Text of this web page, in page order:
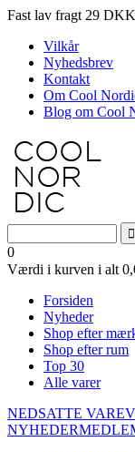
Fast lav fragt 29
Vilkår
Nyhedsbrev
Kontakt
Om Cool
Blog om Cool
0
Værdi i kurven i alt
Forsiden
Nyheder
Shop efter
Shop efter rum
Top 30
Alle varer
NEDSATTE VARE
NYHEDER